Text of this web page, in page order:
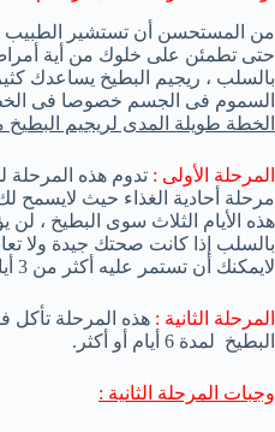
من المستحسن أن تستشير الطبيب
حتى تطمئن على خلوك من أية أمراض
بالسلب ، ريجيم البطيخ يساعدك
السموم فى الجسم خصوصا فى
الخطة طويلة المدى لريجيم
المرحلة الأولى : تدوم هذه المرحلة
مرحلة أحادية الغذاء حيث لايسمح
هذه الأيام الثلاث سوى البطيخ ، لن
بالسلب إذا كانت صحتك جيدة ولا
لايمكنك أن تستمر عليه أكثر من 3 أيام فقط .
المرحلة الثانية : هذه المرحلة تأكل
البطيخ لمدة 6 أيام أو أكثر.
وجبات المرحلة الثانية :